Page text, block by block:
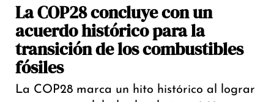
La COP28 concluye con un
acuerdo histórico para la
transición de los combustibles
fósiles
La COP28 marca un hito histórico al lograr